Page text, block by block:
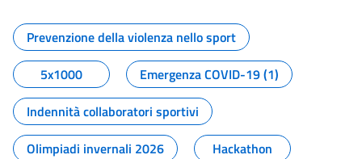
Tutti i contenuti della pagina
Prevenzione della violenza nello sport
5x1000
Emergenza COVID-19 (1)
Indennità collaboratori sportivi
Olimpiadi invernali 2026
Hackathon